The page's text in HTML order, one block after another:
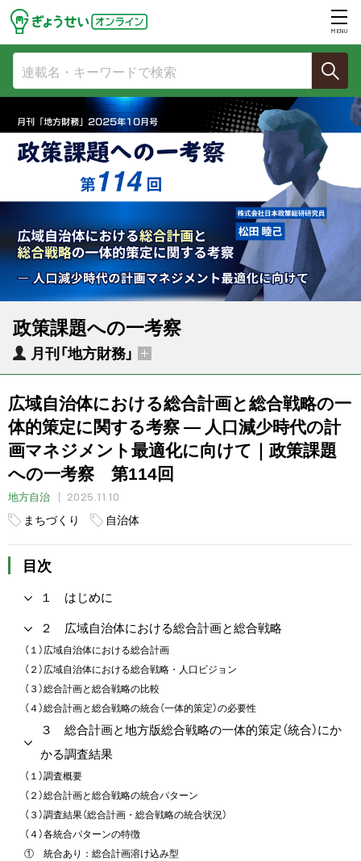
MENU
政策課題への一考察
月刊「地方財務」
広域自治体における総合計画と総合戦略の一
体的策定に関する考察 ― 人口減少時代の計
画マネジメント最適化に向けて｜政策課題
への一考察 第114回
地方自治
2025.11.10
まちづくり
自治体
目次
１ はじめに
２ 広域自治体における総合計画と総合戦略
（１）広域自治体における総合計画
（２）広域自治体における総合戦略・人口ビジョン
（３）総合計画と総合戦略の比較
（４）総合計画と総合戦略の統合（一体的策定）の必要性
３ 総合計画と地方版総合戦略の一体的策定（統合）にか
かる調査結果
（１）調査概要
（２）総合計画と総合戦略の統合パターン
（３）調査結果（総合計画・総合戦略の統合状況）
（４）各統合パターンの特徴
① 統合あり：総合計画溶け込み型